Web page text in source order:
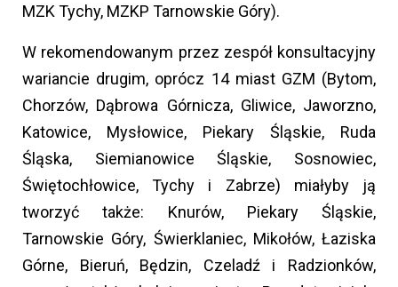
MZK Tychy, MZKP Tarnowskie Góry).
W rekomendowanym przez zespół konsultacyjny
wariancie drugim, oprócz 14 miast GZM (Bytom,
Chorzów, Dąbrowa Górnicza, Gliwice, Jaworzno,
Katowice, Mysłowice, Piekary Śląskie, Ruda
Śląska, Siemianowice Śląskie, Sosnowiec,
Świętochłowice, Tychy i Zabrze) miałyby ją
tworzyć także: Knurów, Piekary Śląskie,
Tarnowskie Góry, Świerklaniec, Mikołów, Łaziska
Górne, Bieruń, Będzin, Czeladź i Radzionków,